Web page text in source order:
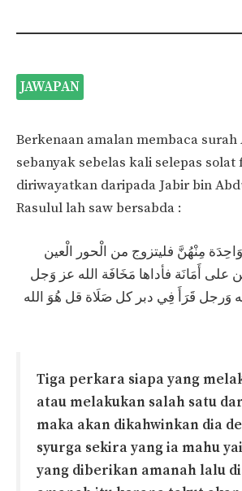
JAWAPAN
Berkenaan amalan membaca
sebanyak sebelas kali selepas solat
diriwayatkan daripada Jabir bin
Rasulul lah saw bersabda :
مِنْهُنَّ فليتزوج من الْحور الْعين
أَمَانَة فأداها مَخَافَة الله عز وَجل
وَرجل قَرَأَ فِي دبر كل صَلَاة قل هُوَ الله
Tiga perkara siapa yang
atau melakukan salah satu
maka akan dikahwinkan dia
syurga sekira yang ia mahu
yang diberikan amanah lalu